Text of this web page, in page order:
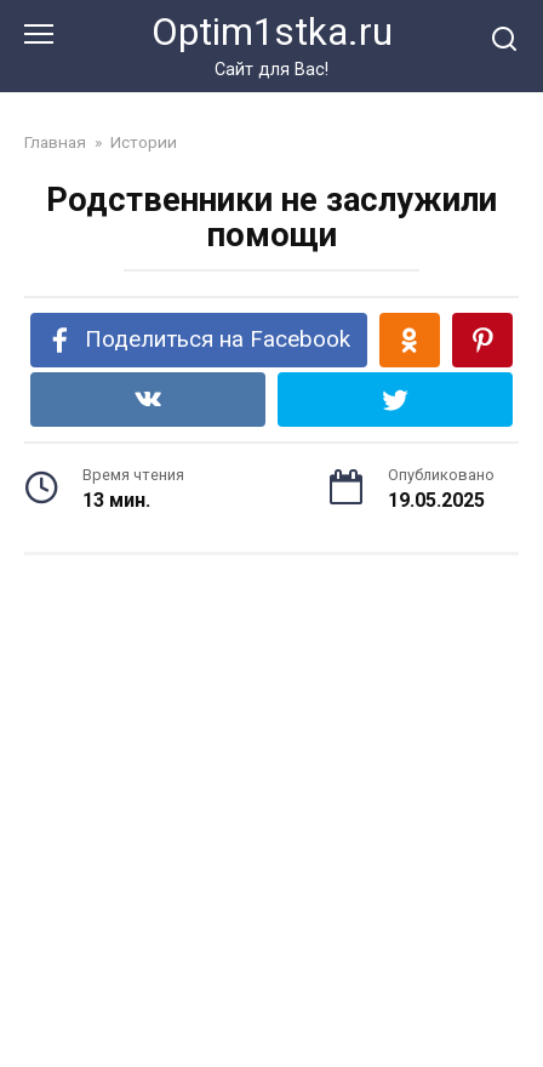
Optim1stka.ru
Сайт для Вас!
Главная » Истории
Родственники не заслужили
помощи
Поделиться на Facebook
Время чтения
13 мин.
Опубликовано
19.05.2025